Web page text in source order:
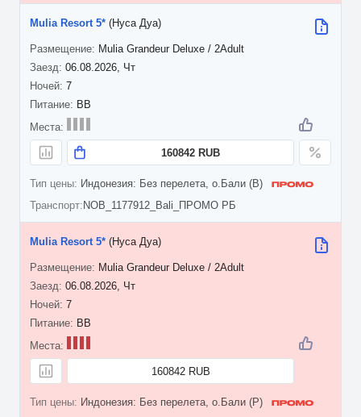
06.08.2026, Чт
7
Mulia Resort 5* (Нуса Дуа)
Mulia Grandeur Deluxe / 2Adult
BB
160842 RUB
Индонезия: Без перелета, о.Бали (B)
NOB_1177912_Bali_ПРОМО РБ
06.08.2026, Чт
7
Mulia Resort 5* (Нуса Дуа)
Mulia Grandeur Deluxe / 2Adult
BB
160842 RUB
Индонезия: Без перелета, о.Бали (P)